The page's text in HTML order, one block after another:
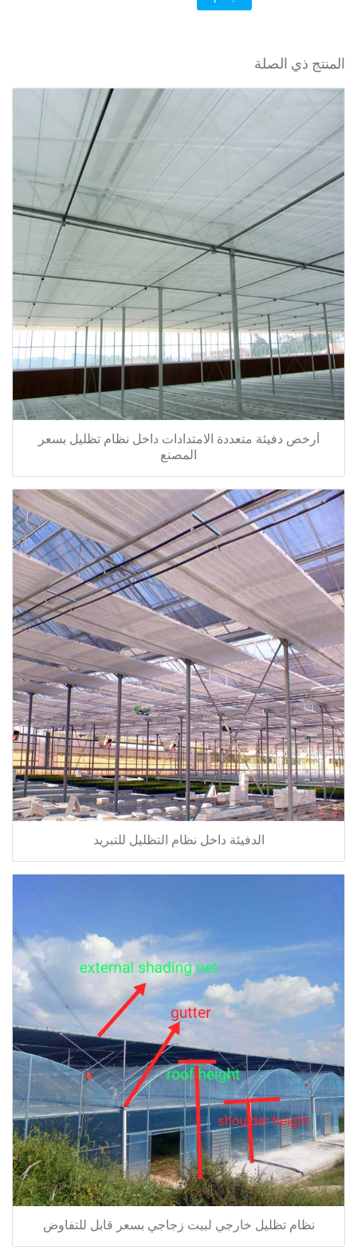
المنتج ذي الصلة
أرخص دفيئة متعددة الامتدادات داخل نظام تظليل بسعر
المصنع
الدفيئة داخل نظام التظليل للتبريد
نظام تظليل خارجي لبيت زجاجي بسعر قابل للتفاوض